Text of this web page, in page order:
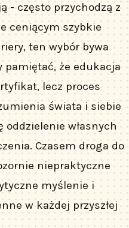
- często przychodzą z
ceniącym szybkie
ten wybór bywa
pamiętać, że edukacja
lecz proces
świata i siebie
oddzielenie własnych
Czasem droga do
niepraktyczne
myślenie i
w każdej przyszłej